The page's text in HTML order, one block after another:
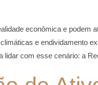
econômica e podem
e endividamento
lidar com esse cenário: a